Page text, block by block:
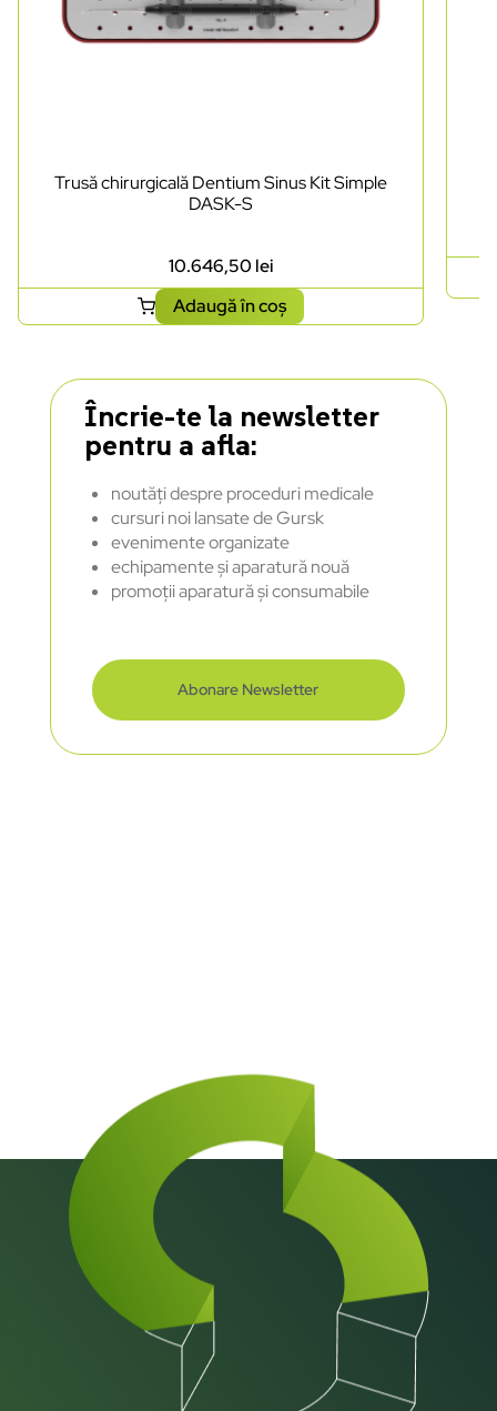
Trusă chirurgicală Dentium Sinus Kit Simple
DASK-S
10.646,50 lei
Adaugă în coș
Încrie-te la newsletter
pentru a afla:
noutăți despre proceduri medicale
cursuri noi lansate de Gursk
evenimente organizate
echipamente și aparatură nouă
promoții aparatură și consumabile
Abonare Newsletter